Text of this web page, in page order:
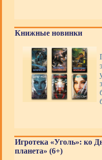
Книжные новинки
Игротека «Уголь»: ко
планета» (6+)